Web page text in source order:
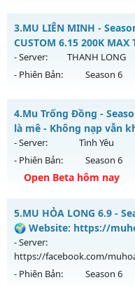
Thể loại: Mu Nguyên
Antihack: XShield
legend97 - Miễn phí 100%
Mu mới ra tháng 08 2026
ngày 08/08/2626
Exp: 7x - Drop: 1%
Thể loại: Mu Nguyên
Antihack: Bandicam Hack
3.MU LIÊN MINH -
CUSTOM 6.15 200K MAX
- Server: THANH LONG
- Phiên Bản:
Season 6
MU LIÊN MINH -
Mu mới ra tháng 07 2026
19h ngày 31/07/2626
Exp: 99999x - Drop: 1000%
Kiểu reset: Reset In Game
Thể loại: Mu Custom
Antihack: BDC
4.Mu Trống Đồng -
là mê - Không nạp vẫn
- Server: Tình Yêu
- Phiên Bản:
Season 6
Open Beta hôm nay
Mu Trống Đồng - Chơi là
Mu mới ra tháng 08 2026
ngày 07/08/2626
Exp: 9999x - Drop: 90%
5.MU HỎA LONG 6.9 -
🌍 Website: https://
- Server:
https://facebook.com/
- Phiên Bản: Season 6